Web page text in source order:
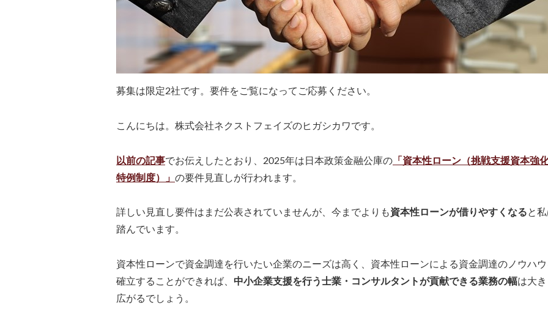
募集は限定2社です。要件をご覧になってご応募ください。
こんにちは。株式会社ネクストフェイズのヒガシカワです。
以前の記事でお伝えしたとおり、2025年は日本政策金融公庫の 「資本性ローン（挑戦支援資本強
特例制度）」 の要件見直しが行われます。
詳しい見直し要件はまだ公表されていませんが、今までよりも資本性ローンが借りやすくなると
踏んでいます。
資本性ローンで資金調達を行いたい企業のニーズは高く、資本性ローンによる資金調達のノウハ
確立することができれば、 中小企業支援を行う士業・コンサルタントが貢献できる業務の幅は大
広がるでしょう。